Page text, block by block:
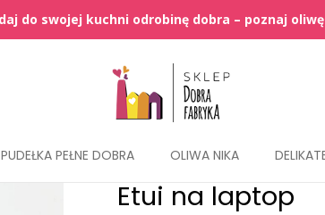
PUDEŁKA PEŁNE DOBRA OLIWA NIKA
Etui na laptop